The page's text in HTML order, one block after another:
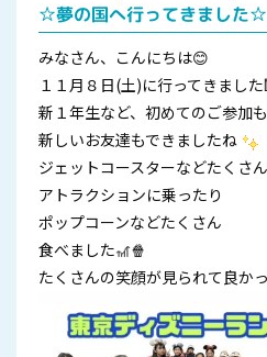
☆夢の国へ行ってきました☆
みなさん、こんにちは😊
１１月８日(土)に行ってきまし
新１年生など、初めてのご参加
新しいお友達もできましたね
ジェットコースターなどたくさん
アトラクションに乗ったり
ポップコーンなどたくさん
食べました🎢🍿
たくさんの笑顔が見られて良か